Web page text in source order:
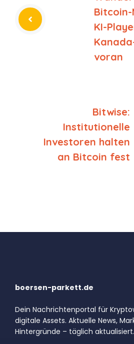
Bitcoin-
KI-
voran
Bitwise:
Institutionelle
Investoren halten
an Bitcoin fest
boersen-parkett.de
Dein Nachrichtenportal für
digitale Assets. Aktuelle News,
Hintergründe – täglich aktualisiert.